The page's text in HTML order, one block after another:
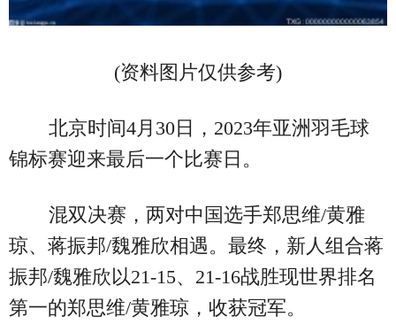
(资料图片仅供参考)
北京时间4月30日，2023年亚洲羽毛球
锦标赛迎来最后一个比赛日。
混双决赛，两对中国选手郑思维/黄雅
琼、蒋振邦/魏雅欣相遇。最终，新人组合蒋
振邦/魏雅欣以21-15、21-16战胜现世界排名
第一的郑思维/黄雅琼，收获冠军。